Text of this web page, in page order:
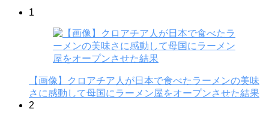
1
【画像】クロアチア人が日本で食べたラーメンの美味
さに感動して母国にラーメン屋をオープンさせた結果
2